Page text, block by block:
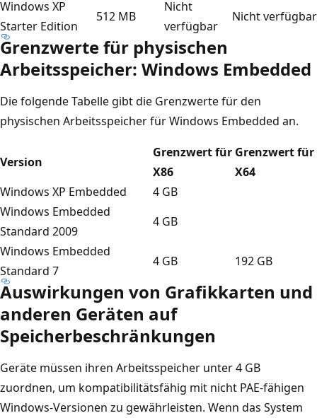
Windows XP
Starter Edition
512 MB
Nicht
verfügbar
Nicht verfügbar
Grenzwerte für physischen
Arbeitsspeicher: Windows Embedded
Die folgende Tabelle gibt die Grenzwerte für den
physischen Arbeitsspeicher für Windows Embedded an.
Version
Grenzwert für
X86
Grenzwert für
X64
Windows XP Embedded
4 GB
Windows Embedded
Standard 2009
4 GB
Windows Embedded
Standard 7
4 GB 192 GB
Auswirkungen von Grafikkarten und
anderen Geräten auf
Speicherbeschränkungen
Geräte müssen ihren Arbeitsspeicher unter 4 GB
zuordnen, um kompatibilitätsfähig mit nicht PAE-fähigen
Windows-Versionen zu gewährleisten. Wenn das System